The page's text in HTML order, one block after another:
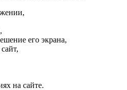
его экрана,
на сайте.